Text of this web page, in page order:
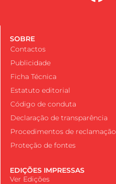
SOBRE
Contactos
Publicidade
Ficha Técnica
Estatuto editorial
Código de conduta
Declaração de transparência
Procedimentos de reclamação
Proteção de fontes
EDIÇÕES IMPRESSAS
Ver Edições